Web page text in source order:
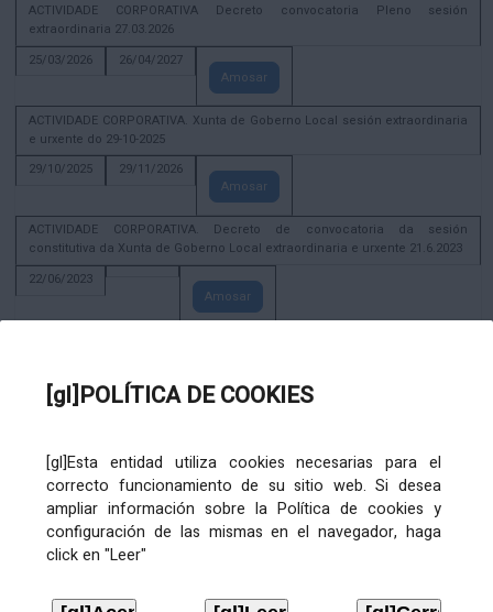
[gl]POLÍTICA DE COOKIES
[gl]Esta entidad utiliza cookies necesarias para el
correcto funcionamiento de su sitio web. Si desea
ampliar información sobre la Política de cookies y
configuración de las mismas en el navegador, haga
click en "Leer"
ACTIVIDADE CORPORATIVA Decreto convocatoria Pleno sesión
extraordinaria 27.03.2026
25/03/2026
26/04/2027
Amosar
ACTIVIDADE CORPORATIVA. Xunta de Goberno Local sesión extraordinaria
e urxente do 29-10-2025
29/10/2025
29/11/2026
Amosar
ACTIVIDADE CORPORATIVA. Decreto de convocatoria da sesión
constitutiva da Xunta de Goberno Local extraordinaria e urxente 21.6.2023
22/06/2023
Amosar
Amosar
28/12/2020
Amosar
ACTIVIDADE CORPORATIVA. Extracto do Pleno ordinario de data 2.7.2020